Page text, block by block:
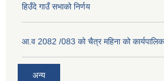
हिउँदे गाउँ सभाको निर्णय
आ.व 2082 /083 को चैत्र महिना को
अन्य